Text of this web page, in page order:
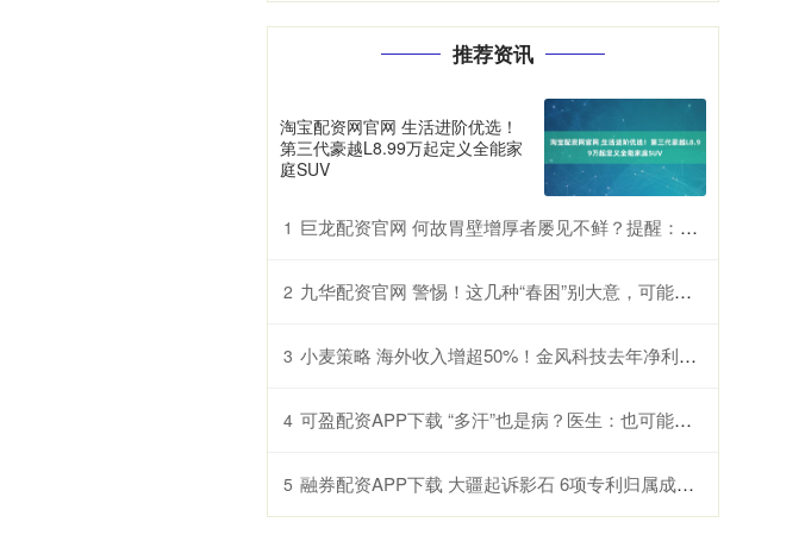
推荐资讯
淘宝配资网官网 生活进阶优选！
第三代豪越L8.99万起定义全能家
庭SUV
1 巨龙配资官网 何故胃壁增厚者屡见不鲜？提醒：三餐中的过快进食习惯许是诱因
2 九华配资官网 警惕！这几种“春困”别大意，可能是过敏甚至中风前兆
3 小麦策略 海外收入增超50%！金风科技去年净利润增近五成至27亿元
4 可盈配资APP下载 “多汗”也是病？医生：也可能是交感神经过度兴奋所致
5 融券配资APP下载 大疆起诉影石 6项专利归属成案件焦点